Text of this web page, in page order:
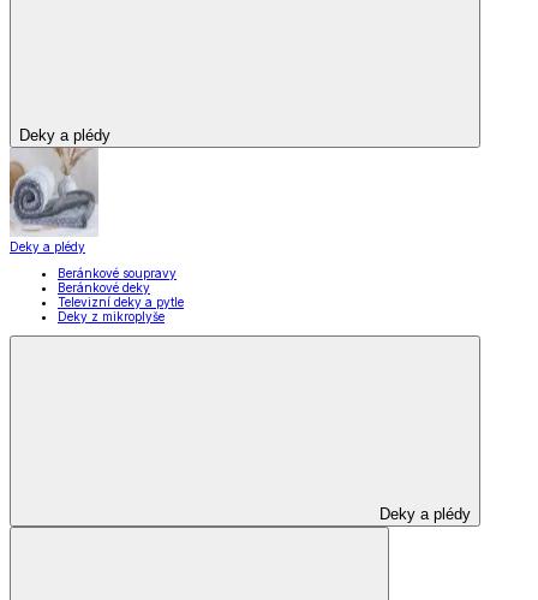
Deky a plédy
Deky a plédy
Beránkové soupravy
Beránkové deky
Televizní deky a pytle
Deky z mikroplyše
Deky a plédy